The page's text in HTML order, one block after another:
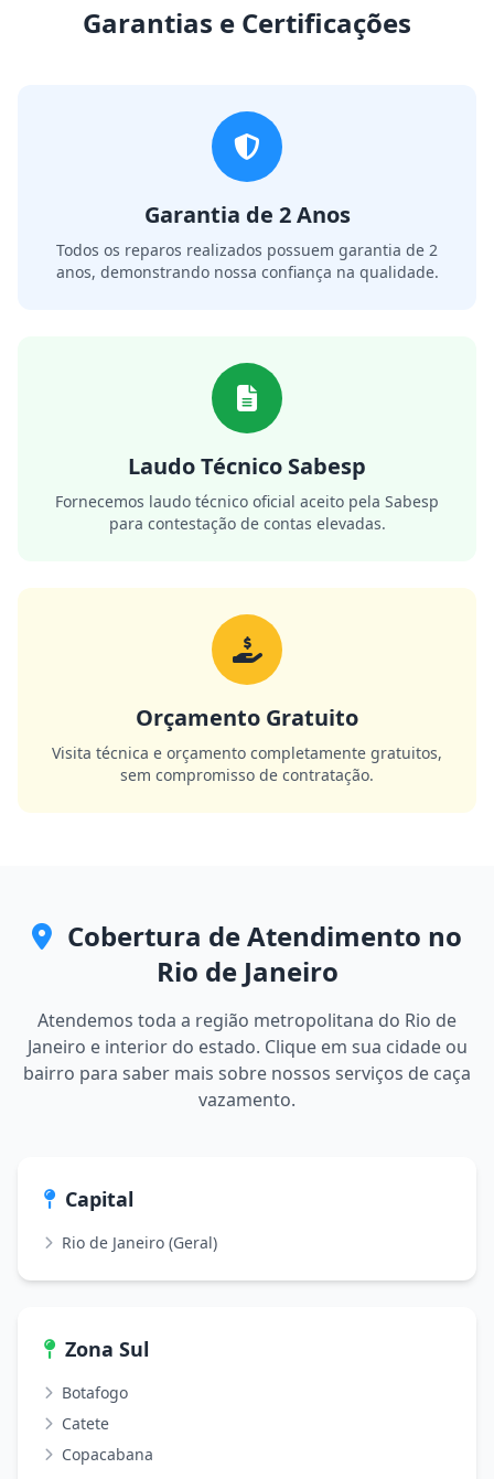
Garantias e Certificações
Garantia de 2 Anos
Todos os reparos realizados possuem garantia de 2
anos, demonstrando nossa confiança na qualidade.
Laudo Técnico Sabesp
Fornecemos laudo técnico oficial aceito pela Sabesp
para contestação de contas elevadas.
Orçamento Gratuito
Visita técnica e orçamento completamente gratuitos,
sem compromisso de contratação.
Cobertura de Atendimento no
Rio de Janeiro
Atendemos toda a região metropolitana do Rio de
Janeiro e interior do estado. Clique em sua cidade ou
bairro para saber mais sobre nossos serviços de caça
vazamento.
Capital
Rio de Janeiro (Geral)
Zona Sul
Botafogo
Catete
Copacabana